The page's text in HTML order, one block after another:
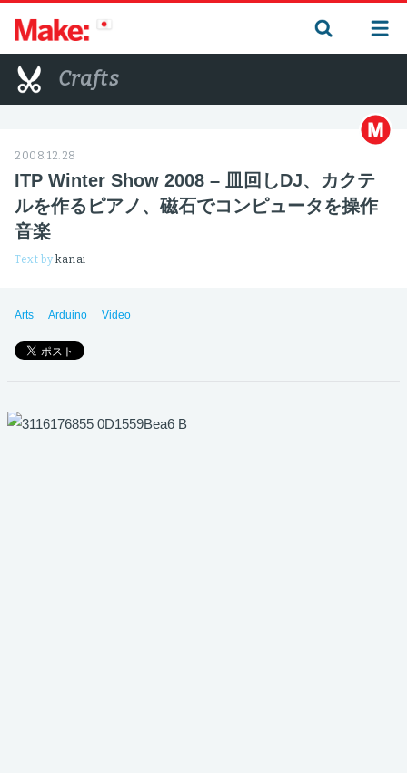
Crafts
2008.12.28
ITP Winter Show 2008 – 皿回しDJ、カクテ
ルを作るピアノ、磁石でコンピュータを操作
音楽
Text bykanai
Arts Arduino Video